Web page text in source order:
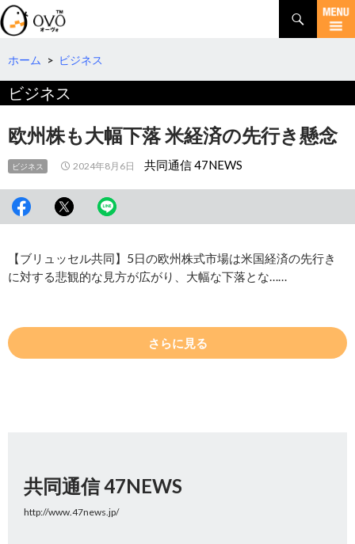
検
索
コ
テ
へ
移
動
ホーム > ビジネス
ビジネス
欧州株も大幅下落 米経済の先行き懸念
ビジネス 2024年8月6日 共同通信 47NEWS
【ブリュッセル共同】5日の欧州株式市場は米国経済の先行き
に対する悲観的な見方が広がり、大幅な下落とな……
さらに見る
共同通信 47NEWS
http://www.47news.jp/